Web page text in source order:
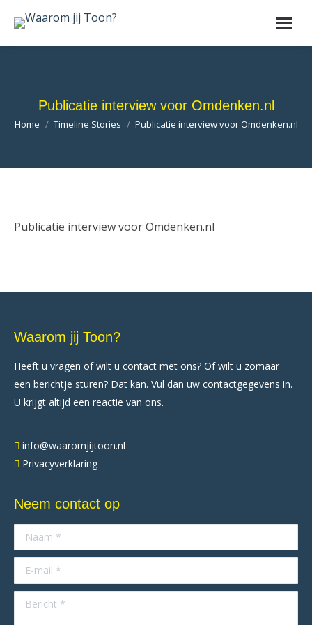
Publicatie interview voor Omdenken.nl
Je bent hier:
Home Timeline Stories Publicatie interview voor Omdenken.nl
Publicatie interview voor Omdenken.nl
Waarom jij Toon?
Heeft u vragen of wilt u contact met ons? Of wilt u zomaar
een berichtje sturen? Dat kan. Vul dan uw contactgegevens in.
U krijgt altijd een reactie van ons.
info@waaromjijtoon.nl
Privacyverklaring
Neem contact op
Naam *
E-mail *
Bericht *